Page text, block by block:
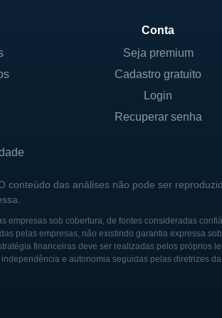
Conta
Seja premium
Cadastro gratuito
Login
Recuperar senha
conteúdo das análises não pode ser
sob cobertura, de fontes consideradas
pelas empresas, não existindo garantia expressa
financeiras deve ser realizadas pelos próprios
e autonomia seguidas pelas diretrizes